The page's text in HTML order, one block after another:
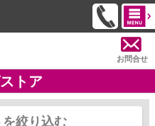
お問合せ
トア
を絞り込む